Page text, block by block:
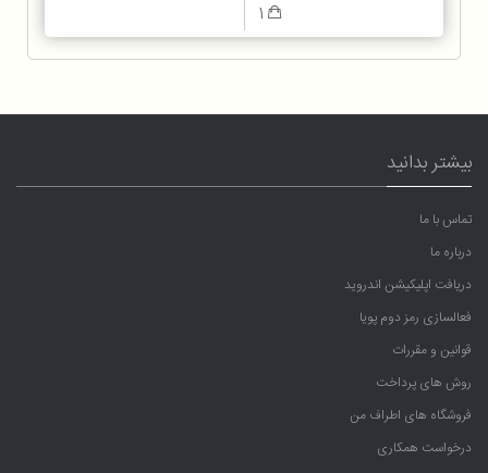
بیشتر بدانید
تماس با ما
درباره ما
دریافت اپلیکیشن اندروید
فعالسازی رمز دوم پویا
قوانین و مقررات
روش های پرداخت
فروشگاه های اطراف من
درخواست همکاری